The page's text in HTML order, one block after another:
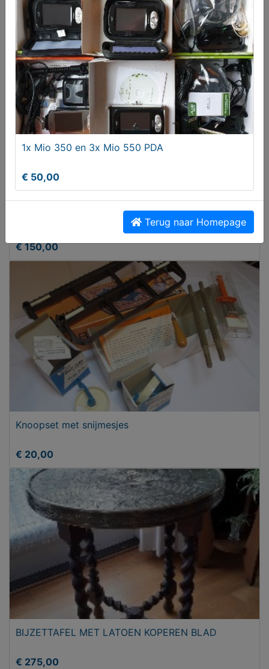
OUDHOLLANDSE DRIEHOEKSTOELEN
Vanaf € 165,00
€ 150,00
Knoopset met snijmesjes
€ 20,00
BIJZETTAFEL MET LATOEN KOPEREN BLAD
€ 275,00
1x Mio 350 en 3x Mio 550 PDA
€ 50,00
Terug naar Homepage